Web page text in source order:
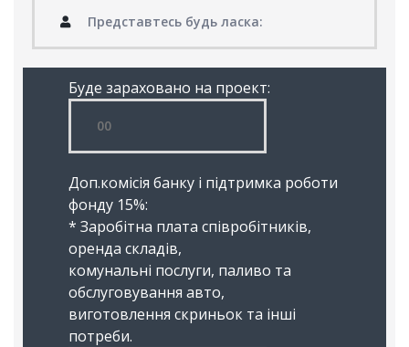
Буде зараховано на проект:
Доп.комісія банку і підтримка роботи
фонду 15%:
* Заробітна плата співробітників,
оренда складів,
комунальні послуги, паливо та
обслуговування авто,
виготовлення скриньок та інші
потреби.